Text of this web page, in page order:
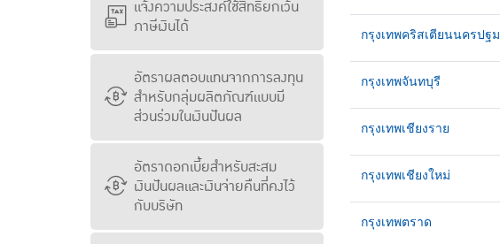
แจ้งความประสงค์ใช้สิทธิยกเว้น
ภาษีเงินได้
อัตราผลตอบแทนจากการลงทุน
สำหรับกลุ่มผลิตภัณฑ์แบบมี
ส่วนร่วมในเงินปันผล
อัตราดอกเบี้ยสำหรับสะสม
เงินปันผลและเงินจ่ายคืนที่คงไว้
กับบริษัท
กรุงเทพคริสเตียนนครปฐม
กรุงเทพจันทบุรี
กรุงเทพเชียงราย
กรุงเทพเชียงใหม่
กรุงเทพตราด